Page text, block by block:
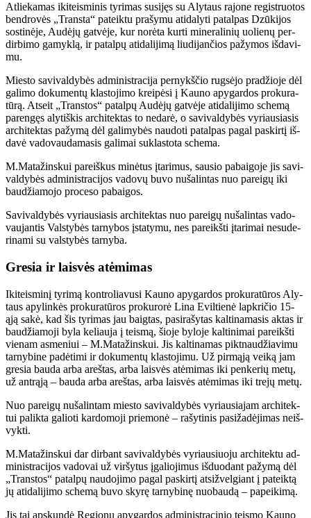
At­lie­ka­mas iki­teis­mi­nis ty­ri­mas su­si­jęs su Aly­taus rajone registruotos
ben­dro­vės „Trans­ta“ pa­teik­tu pra­šy­mu ati­da­ly­ti pa­tal­pas Dzūkijos
sostinėje, Au­dė­jų gat­vė­je, kur no­rė­ta kur­ti mi­ne­ra­li­nių uo­lie­nų per­
dir­bi­mo ga­myk­lą, ir pa­tal­pų ati­da­li­ji­mą liu­di­jan­čios pa­žy­mos iš­da­vi­
mu.
Mies­to sa­vi­val­dy­bės ad­mi­nist­ra­ci­ja per­nykš­čio rug­sė­jo pra­džio­je dėl
ga­li­mo do­ku­men­tų klas­to­ji­mo krei­pė­si į Kau­no apy­gar­dos pro­ku­ra­
tū­rą. At­seit „Trans­tos“ pa­tal­pų Au­dė­jų gat­vė­je ati­da­li­ji­mo sche­mą
pa­ren­gęs aly­tiš­kis ar­chi­tek­tas to ne­da­rė, o sa­vi­val­dy­bės vy­riau­sia­sis
ar­chi­tek­tas pa­žy­mą dėl ga­li­my­bės nau­do­ti pa­tal­pas pa­gal pa­skir­tį iš­
da­vė va­do­vau­da­ma­sis ga­li­mai su­klas­to­ta sche­ma.
M.Ma­ta­žins­kui pa­reiš­kus mi­nė­tus įta­ri­mus, sau­sio pa­bai­go­je jis sa­vi­
val­dy­bės ad­mi­nist­ra­ci­jos va­do­vų bu­vo nu­ša­lin­tas nuo pa­rei­gų iki
bau­džia­mo­jo pro­ce­so pa­bai­gos.
Sa­vi­val­dy­bės vy­riau­sia­sis ar­chi­tek­tas nuo pa­rei­gų nu­ša­lin­tas va­do­
vau­jan­tis Vals­ty­bės tar­ny­bos įsta­ty­mu, nes pa­reikš­ti įta­ri­mai ne­su­de­
ri­na­mi su vals­ty­bės tar­ny­ba.
Gre­sia ir lais­vės at­ėmi­mas
Iki­teis­mi­nį ty­ri­mą kon­tro­lia­vu­si Kau­no apy­gar­dos pro­ku­ra­tū­ros Aly­
taus apy­lin­kės pro­ku­ra­tū­ros pro­ku­ro­rė Li­na Evil­tie­nė lap­kri­čio 15-
ąją sa­kė, kad šis ty­ri­mas jau baig­tas, pa­si­ra­šy­tas kal­ti­na­ma­sis ak­tas ir
bau­džia­mo­ji by­la ke­liau­ja į teis­mą, šio­je by­lo­je kal­ti­ni­mai pa­reikš­ti
vie­nam as­me­niui – M.Ma­ta­žins­kui. Jis kal­ti­na­mas pik­tnau­džia­vi­mu
tar­ny­bi­ne pa­dė­ti­mi ir do­ku­men­tų klas­to­ji­mu. Už pir­mą­ją vei­ką jam
gre­sia bau­da ar­ba areš­tas, ar­ba lais­vės at­ėmi­mas iki pen­ke­rių me­tų,
už ant­rą­ją – bau­da ar­ba areš­tas, ar­ba lais­vės at­ėmi­mas iki tre­jų me­tų.
Nuo pa­rei­gų nu­ša­lin­tam mies­to sa­vi­val­dy­bės vy­riau­sia­jam ar­chi­tek­
tui pa­lik­ta ga­lio­ti kar­do­mo­ji prie­mo­nė – ra­šy­ti­nis pa­si­ža­dė­ji­mas ne­iš­
vyk­ti.
M.Ma­ta­žins­kui dar dir­bant sa­vi­val­dy­bės vy­riau­siuo­ju ar­chi­tek­tu ad­
mi­nist­ra­ci­jos va­do­vai už vir­šy­tus įga­lio­ji­mus iš­duo­dant pa­žy­mą dėl
„Trans­tos“ pa­tal­pų nau­do­ji­mo pa­gal pa­skir­tį at­si­žvel­giant į pa­teik­tą
jų ati­da­li­ji­mo sche­mą bu­vo sky­rę tar­ny­bi­nę nuo­bau­dą – pa­pei­ki­mą.
Jis tai ap­skun­dė Re­gio­nų apy­gar­dos ad­mi­nist­ra­ci­nio teis­mo Kau­no